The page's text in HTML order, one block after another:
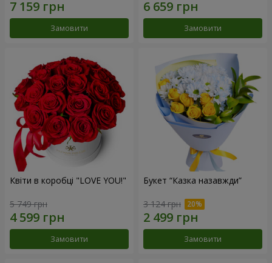
Замовити Замовити
Квіти в коробці "LOVE YOU!"
5 749 грн
Замовити
Букет “Казка назавжди”
3 124 грн
Замовити